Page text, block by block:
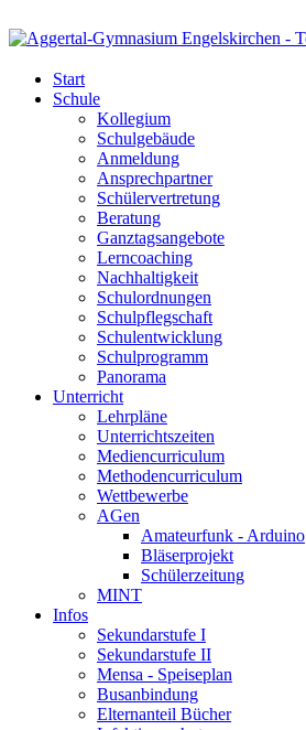
Start
Schule
Kollegium
Schulgebäude
Anmeldung
Ansprechpartner
Schülervertretung
Beratung
Ganztagsangebote
Lerncoaching
Nachhaltigkeit
Schulordnungen
Schulpflegschaft
Schulentwicklung
Schulprogramm
Panorama
Unterricht
Lehrpläne
Unterrichtszeiten
Mediencurriculum
Methodencurriculum
Wettbewerbe
AGen
Amateurfunk - Arduino
Bläserprojekt
Schülerzeitung
MINT
Infos
Sekundarstufe I
Sekundarstufe II
Mensa - Speiseplan
Busanbindung
Elternanteil Bücher